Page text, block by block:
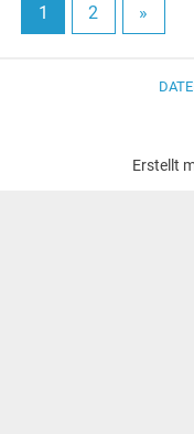
1 2 »
Erstellt